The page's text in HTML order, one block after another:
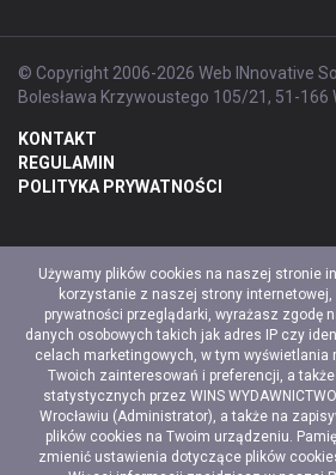
© Copyright 2006-2026 Web INnovative
Bolesława Krzywoustego 105/21, 51-166
KONTAKT
REGULAMIN
POLITYKA PRYWATNOŚCI
Używamy plików cookies na naszej stronie
korzystanie z naszej strony
prywatności przeglądarki, wyrażasz zgodę
danych osobowych takich jak adres IP czy
celach marketingowych, w tym wyświetlania
Twoich zainteresowań i preferencji, a
statystycznych przez WINS
Wrocławiu (Administrator), a także na
plików cookies na Twoim urządzeniu.
zmienić ustawienia dotyczące plików